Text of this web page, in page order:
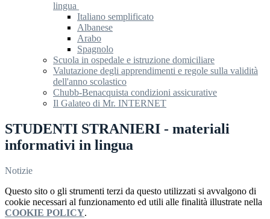
lingua
Italiano semplificato
Albanese
Arabo
Spagnolo
Scuola in ospedale e istruzione domiciliare
Valutazione degli apprendimenti e regole sulla validità
dell'anno scolastico
Chubb-Benacquista condizioni assicurative
Il Galateo di Mr. INTERNET
STUDENTI STRANIERI - materiali
informativi in lingua
Notizie
Questo sito o gli strumenti terzi da questo utilizzati si avvalgono di
cookie necessari al funzionamento ed utili alle finalità illustrate nella
COOKIE POLICY.